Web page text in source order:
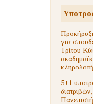
για
Τρίτου
5+1